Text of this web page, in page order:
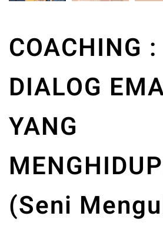
COACHING :
DIALOG
YANG
(Seni